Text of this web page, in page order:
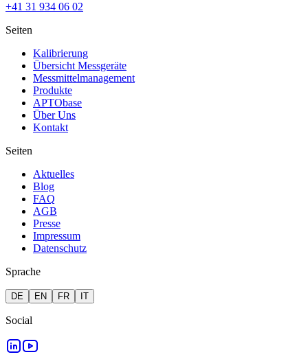
+41 31 934 06 02
Seiten
Kalibrierung
Übersicht Messgeräte
Messmittelmanagement
Produkte
APTObase
Über Uns
Kontakt
Seiten
Aktuelles
Blog
FAQ
AGB
Presse
Impressum
Datenschutz
Sprache
DE EN FR IT
Social